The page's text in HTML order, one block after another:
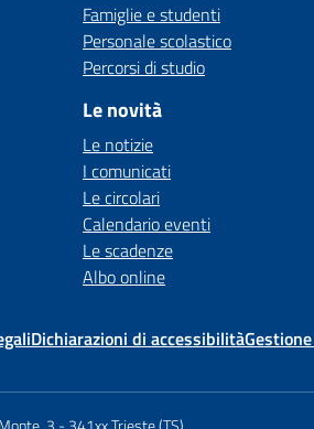
Famiglie e studenti
Personale scolastico
Percorsi di studio
Le novità
Le notizie
I comunicati
Le circolari
Calendario eventi
Le scadenze
Albo online
Dichiarazioni di accessibilità